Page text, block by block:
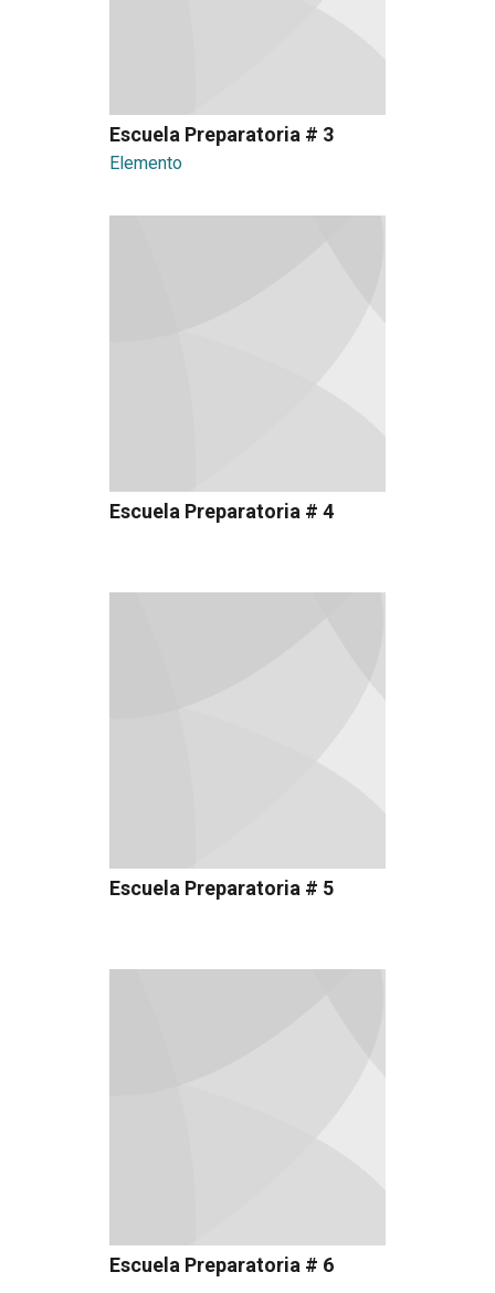
Escuela Preparatoria # 3
Elemento
Escuela Preparatoria # 4
Escuela Preparatoria # 5
Escuela Preparatoria # 6